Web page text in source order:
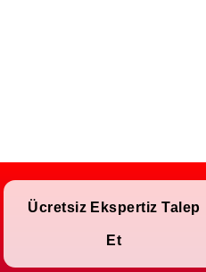
Ücretsiz Ekspertiz Talep
Et